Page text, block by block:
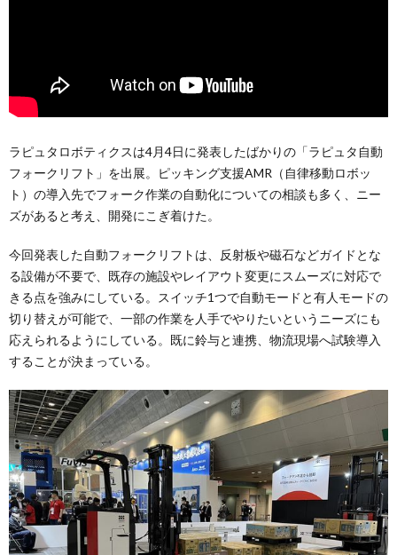
ラピュタロボティクスは4月4日に発表したばかりの「ラピュタ自動
フォークリフト」を出展。ピッキング支援AMR（自律移動ロボッ
ト）の導入先でフォーク作業の自動化についての相談も多く、ニー
ズがあると考え、開発にこぎ着けた。
今回発表した自動フォークリフトは、反射板や磁石などガイドとな
る設備が不要で、既存の施設やレイアウト変更にスムーズに対応で
きる点を強みにしている。スイッチ1つで自動モードと有人モードの
切り替えが可能で、一部の作業を人手でやりたいというニーズにも
応えられるようにしている。既に鈴与と連携、物流現場へ試験導入
することが決まっている。